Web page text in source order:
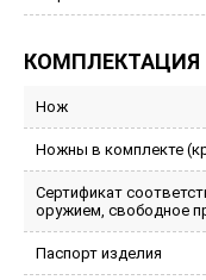
КОМПЛЕКТАЦИЯ
Нож
Ножны в комплекте
Сертификат
оружием, свободное
Паспорт изделия